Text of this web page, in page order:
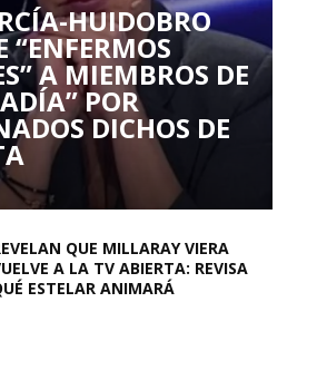
HUIDOBRO
“ENFERMOS
A MIEMBROS DE
POR
DICHOS DE
QUE MILLARAY VIERA
A LA TV ABIERTA: REVISA
ESTELAR ANIMARÁ